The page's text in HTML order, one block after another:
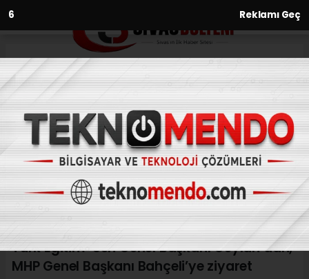
5 Reklamı Geç
Anasayfa Eğitim
Türk Eğitim-Sen Genel Başkanı
Geylan’dan, MHP Genel
Başkanı Bahçeli’ye ziyaret
EĞITIM
(İHA) - İhlas Haber Ajansı | 29.08.2024 - 12:09, Güncelleme:
29.08.2024 - 11:16
Türk Eğitim-Sen Genel Başkanı Geylan’dan,
MHP Genel Başkanı Bahçeli’ye ziyaret